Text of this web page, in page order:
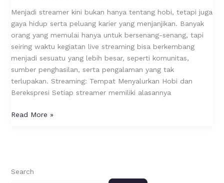
Menjadi streamer kini bukan hanya tentang hobi, tetapi juga
gaya hidup serta peluang karier yang menjanjikan. Banyak
orang yang memulai hanya untuk bersenang-senang, tapi
seiring waktu kegiatan live streaming bisa berkembang
menjadi sesuatu yang lebih besar, seperti komunitas,
sumber penghasilan, serta pengalaman yang tak
terlupakan. Streaming: Tempat Menyalurkan Hobi dan
Berekspresi Setiap streamer memiliki alasannya
Read More »
Search